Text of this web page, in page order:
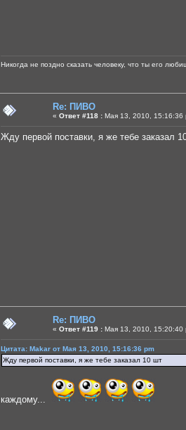
Никогда не поздно сказать человеку, что ты его
Re: ПИВО
« Ответ #118 : Мая 13, 2010, 15:16:36
Жду первой поставки, я же тебе заказал
Re: ПИВО
« Ответ #119 : Мая 13, 2010, 15:20:40
Цитата: Makar от Мая 13, 2010, 15:16:36 pm
Жду первой поставки, я же тебе заказал 10 шт
каждому...